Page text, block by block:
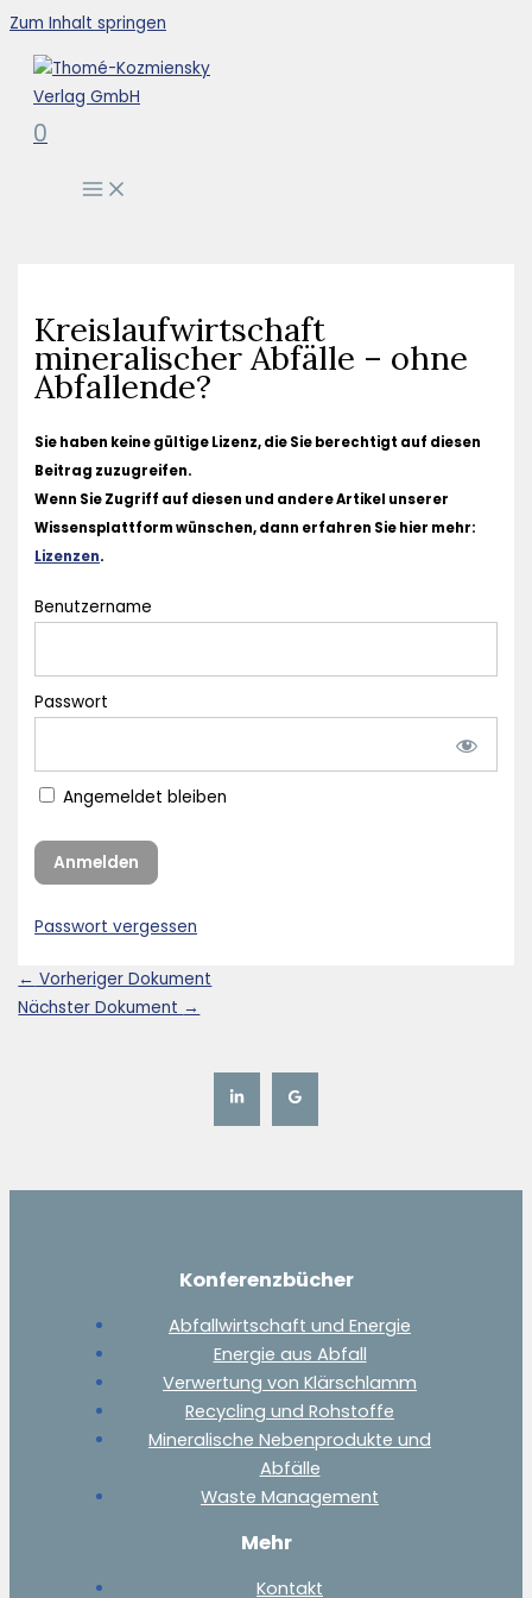
Zum Inhalt springen
0
Kreislaufwirtschaft
mineralischer Abfälle – ohne
Abfallende?
Sie haben keine gültige Lizenz, die Sie berechtigt auf diesen
Beitrag zuzugreifen.
Wenn Sie Zugriff auf diesen und andere Artikel unserer
Wissensplattform wünschen, dann erfahren Sie hier mehr:
Lizenzen.
Benutzername
Passwort
Angemeldet bleiben
Passwort vergessen
← Vorheriger Dokument
Nächster Dokument →
Konferenzbücher
Abfallwirtschaft und Energie
Energie aus Abfall
Verwertung von Klärschlamm
Recycling und Rohstoffe
Mineralische Nebenprodukte und
Abfälle
Waste Management
Mehr
Kontakt